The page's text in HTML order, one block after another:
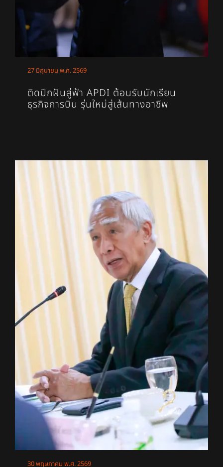
27 มิถุนายน พ.ศ. 2569
ติดปีกฝันสู่ฟ้า APDI ต้อนรับนักเรียน
ธุรกิจการบิน รุ่นใหม่สู่เส้นทางอาชีพ
30 พฤษภาคม พ.ศ. 2569